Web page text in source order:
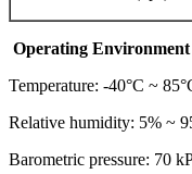
Operating Environment
Temperature: -40°C ~
Relative humidity: 5% ~
Barometric pressure: 70